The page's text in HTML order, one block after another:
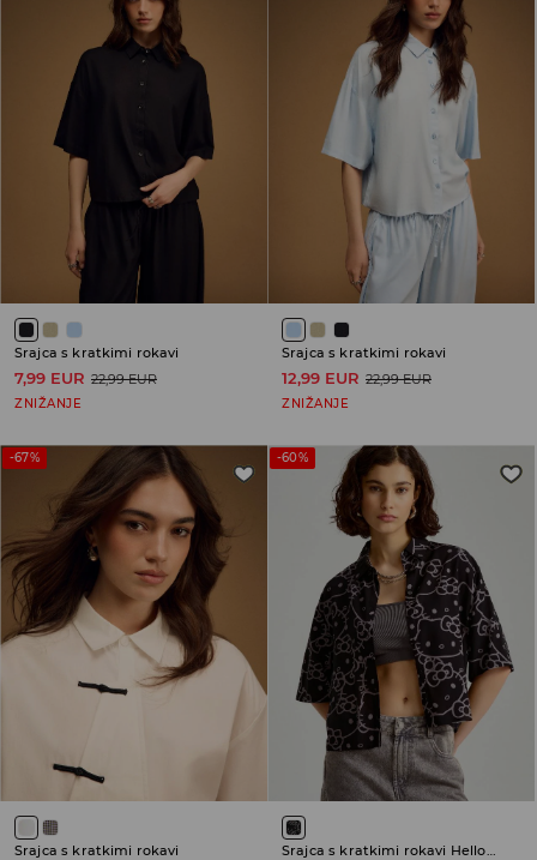
Srajca s kratkimi rokavi
7,99 EUR 22,99 EUR
ZNIŽANJE
Srajca s kratkimi rokavi
12,99 EUR 22,99 EUR
ZNIŽANJE
-67%
Srajca s kratkimi rokavi
-60%